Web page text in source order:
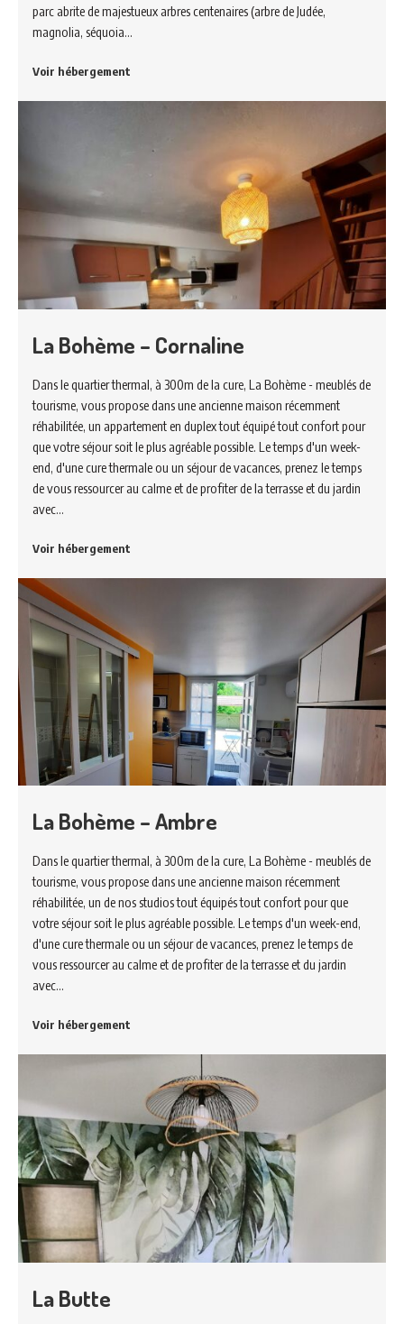
parc abrite de majestueux arbres centenaires (arbre de Judée,
magnolia, séquoia…
Voir hébergement
La Bohème – Cornaline
Dans le quartier thermal, à 300m de la cure, La Bohème - meublés de
tourisme, vous propose dans une ancienne maison récemment
réhabilitée, un appartement en duplex tout équipé tout confort pour
que votre séjour soit le plus agréable possible. Le temps d'un week-
end, d'une cure thermale ou un séjour de vacances, prenez le temps
de vous ressourcer au calme et de profiter de la terrasse et du jardin
avec…
Voir hébergement
La Bohème – Ambre
Dans le quartier thermal, à 300m de la cure, La Bohème - meublés de
tourisme, vous propose dans une ancienne maison récemment
réhabilitée, un de nos studios tout équipés tout confort pour que
votre séjour soit le plus agréable possible. Le temps d'un week-end,
d'une cure thermale ou un séjour de vacances, prenez le temps de
vous ressourcer au calme et de profiter de la terrasse et du jardin
avec…
Voir hébergement
La Butte